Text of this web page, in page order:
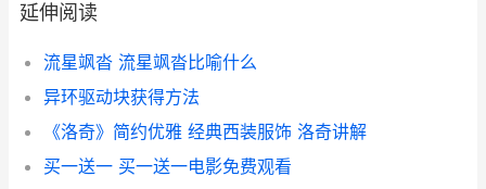
延伸阅读
流星飒沓 流星飒沓比喻什么
异环驱动块获得方法
《洛奇》简约优雅 经典西装服饰 洛奇讲解
买一送一 买一送一电影免费观看